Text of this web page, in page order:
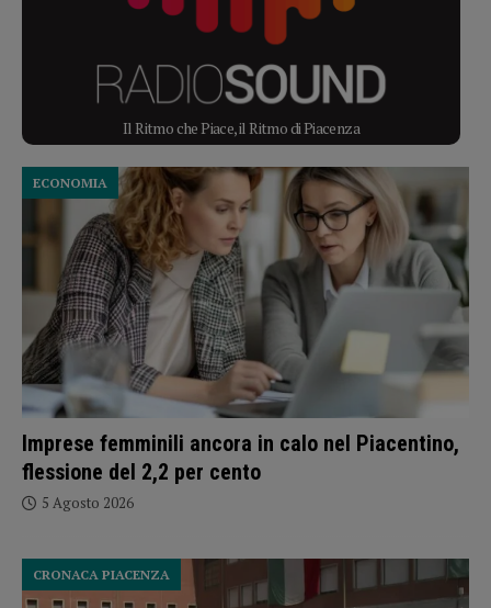
Il Ritmo che Piace, il Ritmo di Piacenza
Imprese femminili ancora in calo nel Piacentino,
flessione del 2,2 per cento
ECONOMIA
5 Agosto 2026
CRONACA PIACENZA